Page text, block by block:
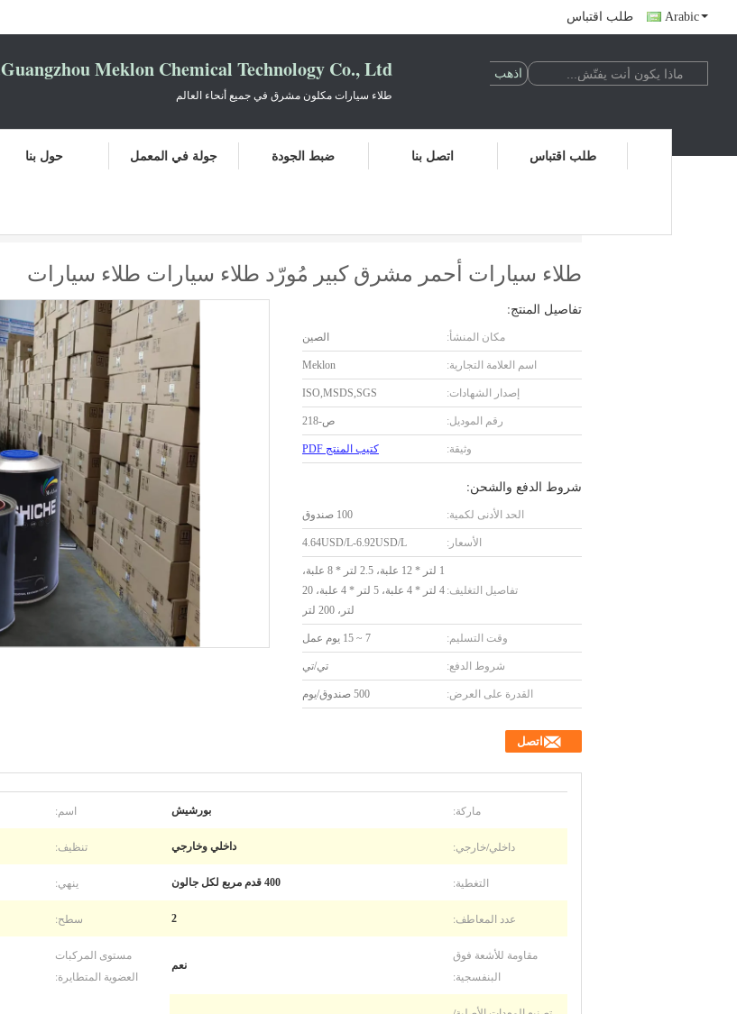
طلب اقتباس Arabic
Guangzhou Meklon Chemical Technology Co., Ltd.
طلاء سيارات مكلون مشرق في جميع أنحاء العالم
حول بنا جولة في المعمل ضبط الجودة اتصل بنا طلب اقتباس
طلاء سيارات أحمر مشرق كبير مُورّد طلاء سيارات طلاء سيارات
تفاصيل المنتج:
مكان المنشأ: الصين
اسم العلامة التجارية: Meklon
إصدار الشهادات: ISO,MSDS,SGS
رقم الموديل: ص-218
وثيقة: كتيب المنتج PDF
شروط الدفع والشحن:
الحد الأدنى لكمية: 100 صندوق
الأسعار: 4.64USD/L-6.92USD/L
تفاصيل التغليف:
1 لتر * 12 علبة، 2.5 لتر * 8 علبة،
4 لتر * 4 علبة، 5 لتر * 4 علبة، 20
لتر، 200 لتر
وقت التسليم: 7 ~ 15 يوم عمل
شروط الدفع: تي/تي
القدرة على العرض: 500 صندوق/يوم
اتصل
ماركة: بورشيش اسم:
داخلي/خارجي: داخلي وخارجي تنظيف:
التغطية: 400 قدم مربع لكل جالون ينهي:
عدد المعاطف: 2 سطح:
مقاومة للأشعة فوق
البنفسجية:
نعم
مستوى المركبات
العضوية المتطايرة: